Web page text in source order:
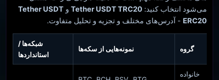
می‌شود انتخاب کنید: Tether USDT TRC20
Tether USDT
ERC20 - آدرس‌های مختلف و تجزیه و تحلیل متفاوت.
گروه نمونه‌هایی از سکه‌ها
شبکه‌ها /
استانداردها
خانواده